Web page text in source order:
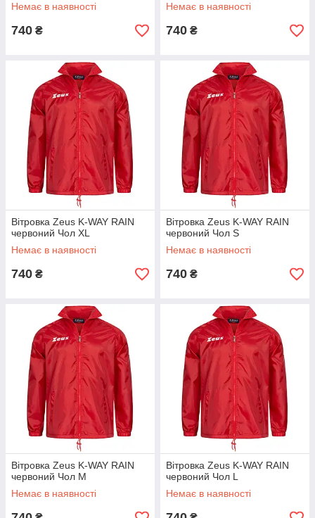
Немає в наявності
740 ₴
Немає в наявності
740 ₴
Вітровка Zeus K-WAY RAIN
червоний Чол XL
Немає в наявності
740 ₴
Вітровка Zeus K-WAY RAIN
червоний Чол S
Немає в наявності
740 ₴
Вітровка Zeus K-WAY RAIN
червоний Чол M
Немає в наявності
Вітровка Zeus K-WAY RAIN
червоний Чол L
Немає в наявності